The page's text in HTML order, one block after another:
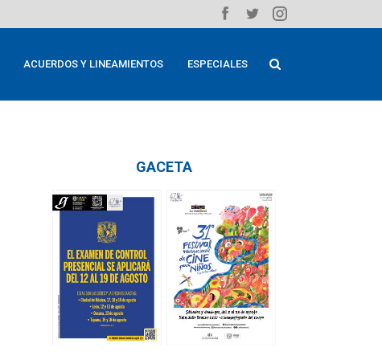
ACUERDOS Y LINEAMIENTOS ESPECIALES
GACETA